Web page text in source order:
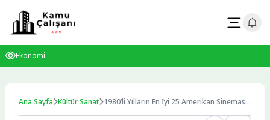
content
Ekonomi
Ana Sayfa Kültür Sanat 1980’li Yılların En İyi 25 Amerikan Sineması